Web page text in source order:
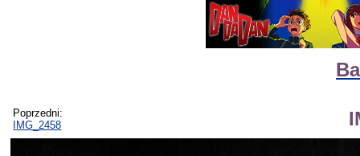
Poprzedni:
IMG_2458